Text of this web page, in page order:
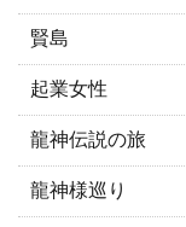
賢島
起業女性
龍神伝説の旅
龍神様巡り